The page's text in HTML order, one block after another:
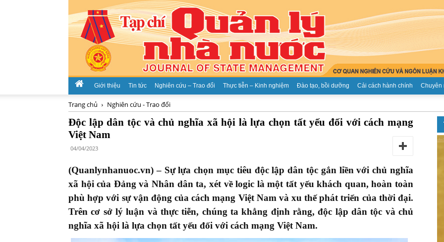
chí
Quản
Giới thiệu Tin tức Nghiên cứu – Trao đổi Thực tiễn – Kinh nghiệm Đào tạo, bồi dưỡng Cải cách hành chính Chuyên
Trang chủ Nghiên cứu - Trao đổi
Độc lập dân tộc và chủ nghĩa xã hội là lựa chọn tất yếu đối với cách mạng
Việt Nam
04/04/2023
(Quanlynhanuoc.vn) – Sự lựa chọn mục tiêu độc lập dân tộc gắn liền với chủ nghĩa
xã hội của Ðảng và Nhân dân ta, xét về logic là một tất yếu khách quan, hoàn toàn
phù hợp với sự vận động của cách mạng Việt Nam và xu thế phát triển của thời đại.
Trên cơ sở lý luận và thực tiễn, chúng ta khẳng định rằng, độc lập dân tộc và chủ
nghĩa xã hội là lựa chọn tất yếu đối với cách mạng Việt Nam.